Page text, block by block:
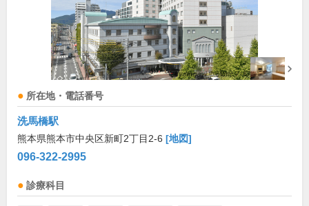
所在地・電話番号
洗馬橋駅
熊本県熊本市中央区新町2丁目2-6 [地図]
096-322-2995
診療科目